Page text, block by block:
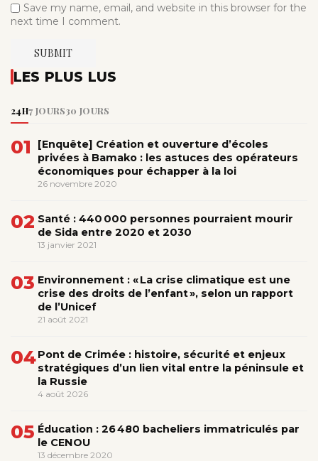
Save my name, email, and website in this browser for the
next time I comment.
LES PLUS LUS
24H7 JOURS30 JOURS
01
[Enquête] Création et ouverture d’écoles
privées à Bamako : les astuces des opérateurs
économiques pour échapper à la loi
26 novembre 2020
02 Santé : 440 000 personnes pourraient mourir
de Sida entre 2020 et 2030
13 janvier 2021
03 Environnement : « La crise climatique est une
crise des droits de l’enfant », selon un rapport
de l’Unicef
21 août 2021
04Pont de Crimée : histoire, sécurité et enjeux
stratégiques d’un lien vital entre la péninsule et
la Russie
4 août 2026
05 Éducation : 26 480 bacheliers immatriculés par
le CENOU
13 décembre 2020